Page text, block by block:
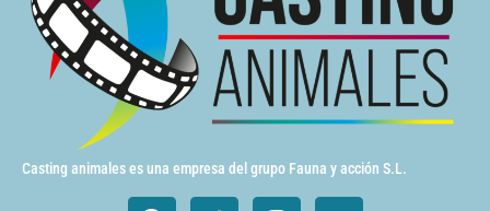
Casting animales es una empresa del grupo Fauna y acción S.L.